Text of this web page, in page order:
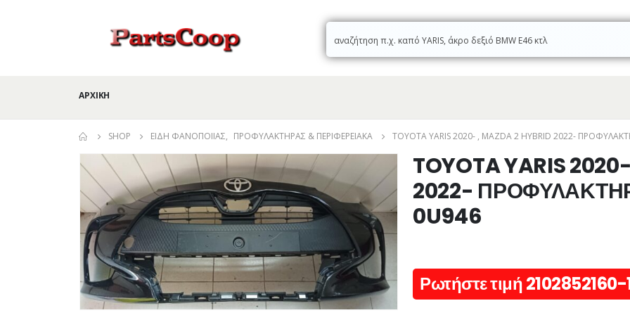
ΑΡΧΙΚΉ
SHOP ΕΊΔΗ ΦΑΝΟΠΟΙΊΑΣ, ΠΡΟΦΥΛΑΚΤΉΡΑΣ & ΠΕΡΙΦΕΡΕΙΑΚΆ TOYOTA YARIS 2020- , MAZDA 2 HYBRID 2022-
TOYOTA YARIS
2022-
0U946
Ρωτήστε τιμή 2102852160-